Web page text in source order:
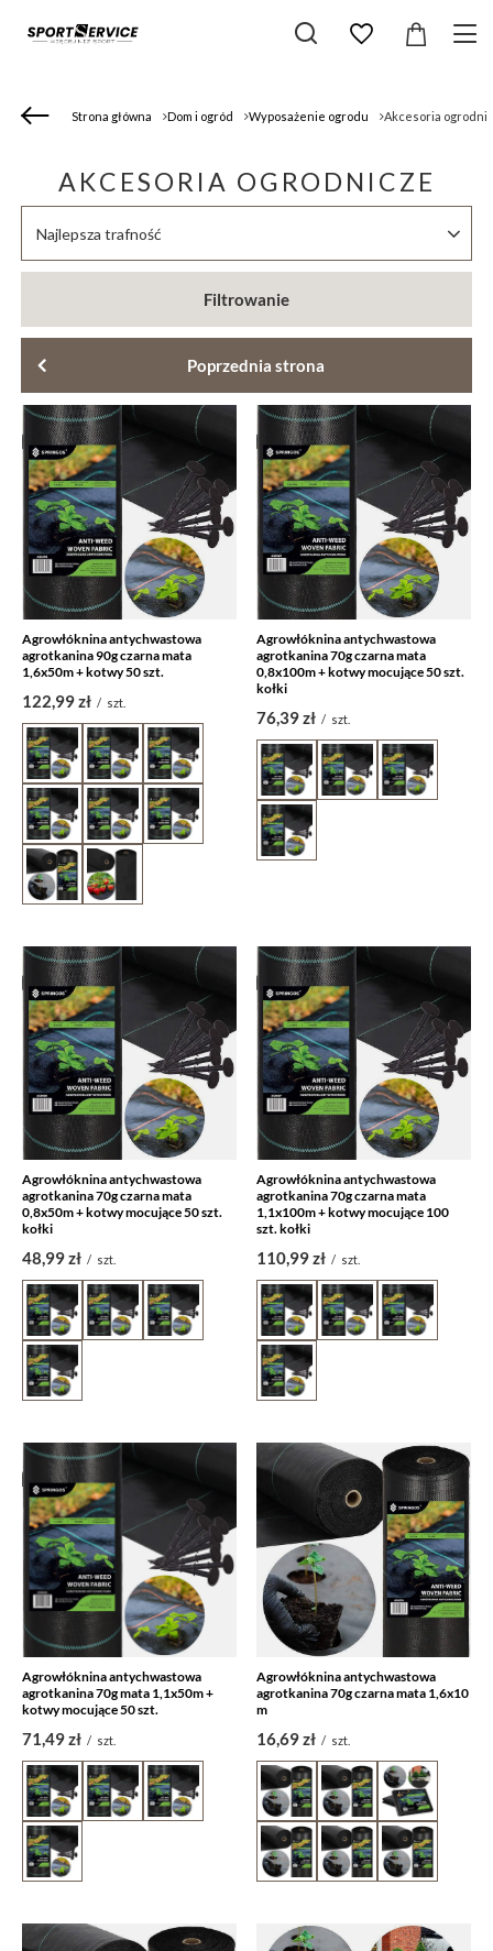
Strona główna Dom i ogród Wyposażenie ogrodu Akcesoria
AKCESORIA OGRODNICZE
Zmień sortowanie
Najlepsza trafność
Filtrowanie
Poprzednia strona
Agrowłóknina antychwastowa
agrotkanina 90g czarna mata
1,6x50m + kotwy 50 szt.
122,99 zł / szt.
Agrowłóknina antychwastowa
agrotkanina 70g czarna mata
0,8x100m + kotwy mocujące 50 szt.
kołki
76,39 zł / szt.
Agrowłóknina antychwastowa
agrotkanina 70g czarna mata
0,8x50m + kotwy mocujące 50 szt.
kołki
48,99 zł / szt.
Agrowłóknina antychwastowa
agrotkanina 70g czarna mata
1,1x100m + kotwy mocujące 100
szt. kołki
110,99 zł / szt.
Agrowłóknina antychwastowa
agrotkanina 70g mata 1,1x50m +
kotwy mocujące 50 szt.
71,49 zł / szt.
Agrowłóknina antychwastowa
agrotkanina 70g czarna mata 1,6x10
m
16,69 zł / szt.